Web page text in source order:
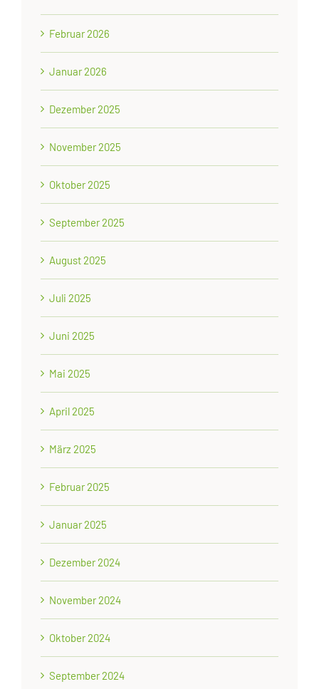
Februar 2026
Januar 2026
Dezember 2025
November 2025
Oktober 2025
September 2025
August 2025
Juli 2025
Juni 2025
Mai 2025
April 2025
März 2025
Februar 2025
Januar 2025
Dezember 2024
November 2024
Oktober 2024
September 2024